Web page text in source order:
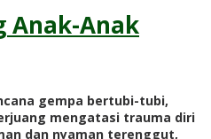
Anak-Anak
gempa bertubi-tubi,
mengatasi trauma diri
dan nyaman terenggut,